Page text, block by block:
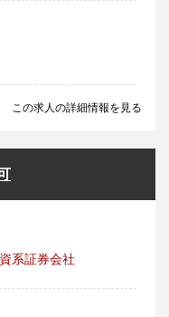
この求人の詳細情報を見る
系証券会社